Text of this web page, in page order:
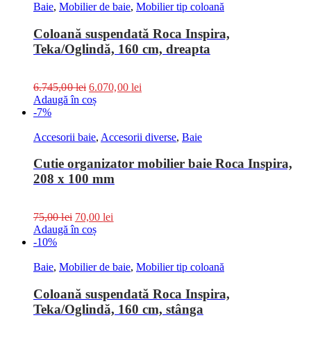
Baie, Mobilier de baie, Mobilier tip coloană
Coloană suspendată Roca Inspira,
Teka/Oglindă, 160 cm, dreapta
6.745,00lei 6.070,00 lei
Adaugă în coș
-7%
Accesorii baie, Accesorii diverse, Baie
Cutie organizator mobilier baie Roca Inspira,
208 x 100 mm
75,00lei 70,00lei
Adaugă în coș
-10%
Baie, Mobilier de baie, Mobilier tip coloană
Coloană suspendată Roca Inspira,
Teka/Oglindă, 160 cm, stânga